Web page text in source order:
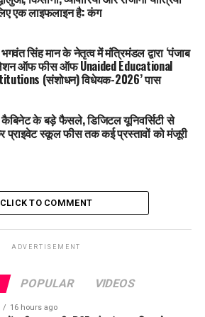
को पीछे धकेलने की साजिश, भाजपा
बाली
भाजपा सत्ता में आई तो वे तीन काले कृषि
सिंह मान
एक लाइफलाइन है: कंग
सिंह मान के नेतृत्व में मंत्रिमंडल द्वारा ‘पंजाब
ऑफ फीस ऑफ Unaided Educational
(संशोधन) विधेयक-2026’ पास
कैबिनेट के बड़े फैसले, डिजिटल यूनिवर्सिटी से
प्राइवेट स्कूल फीस तक कई प्रस्तावों को मंजूरी
CLICK TO COMMENT
ADVERTISEMENT
POPULAR VIDEOS
16 hours ago